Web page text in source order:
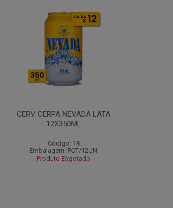
CERV CERPA NEVADA LATA
12X350ML
Código: 18
Embalagem: PCT/12UN
Produto Esgotado